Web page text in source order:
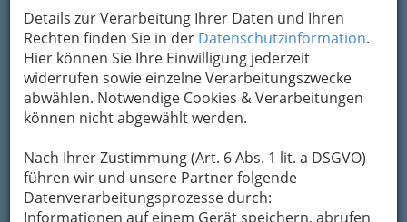
Details zur Verarbeitung Ihrer Daten und Ihren
Rechten finden Sie in der Datenschutzinformation.
Hier können Sie Ihre Einwilligung jederzeit
widerrufen sowie einzelne Verarbeitungszwecke
abwählen. Notwendige Cookies & Verarbeitungen
können nicht abgewählt werden.
Nach Ihrer Zustimmung (Art. 6 Abs. 1 lit. a DSGVO)
führen wir und unsere Partner folgende
Datenverarbeitungsprozesse durch:
Informationen auf einem Gerät speichern, abrufen
Kontaktaufnahme
Um die Info-Graz Firmenvor Spam-Mails zu
bewahren, verwenden wir an dieser Stelle zur
Übermittlung Ihrer Nachricht ein sicheres
Formular. Ihre Nachricht wird nach dem
Absenden umgehend per Mail an das
Unternehmen Brigitte Lepuschitz weitergeleitet.
Mein Name